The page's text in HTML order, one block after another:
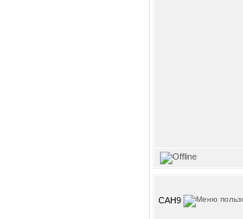
CAH9